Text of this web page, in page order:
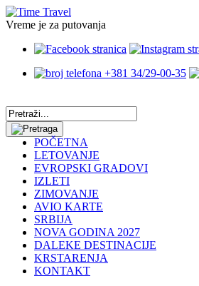
Vreme je za putovanja
+381 34/29-00-35
POČETNA
LETOVANJE
EVROPSKI GRADOVI
IZLETI
ZIMOVANJE
AVIO KARTE
SRBIJA
NOVA GODINA 2027
DALEKE DESTINACIJE
KRSTARENJA
KONTAKT